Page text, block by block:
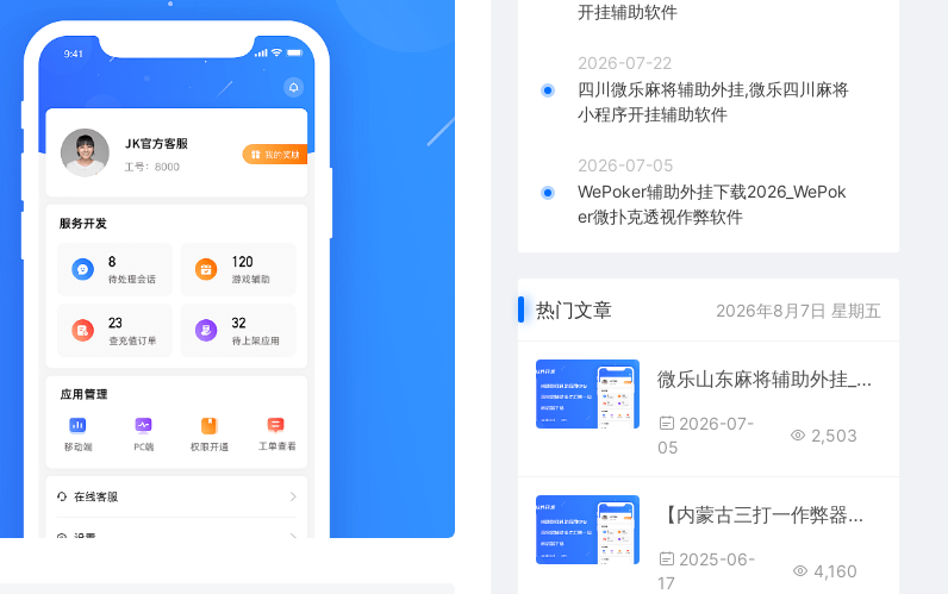
开挂辅助软件
2026-07-22
四川微乐麻将辅助外挂,微乐四川麻将
小程序开挂辅助软件
2026-07-05
WePoker辅助外挂下载2026_WePok
er微扑克透视作弊软件
热门文章 2026年8月7日 星期五
微乐山东麻将辅助外挂_山东微乐麻将作弊软件透视下载
2026-07-
05
2,503
【内蒙古三打一作弊器】地主牌透视+跟牌AI辅助，轻松压制三家！
2025-06-
17
4,160